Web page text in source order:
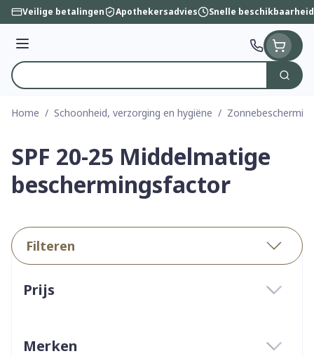
Ga naar de inhoud
Veilige betalingen Apothekersadvies Snelle beschikbaarheid
Menu
Product, merk, categorie...
Zoek
Home / Schoonheid, verzorging en hygiëne / Zonnebescherming
SPF 20-25 Middelmatige
beschermingsfactor
Filteren
Prijs
Merken